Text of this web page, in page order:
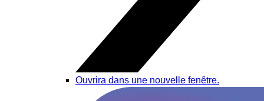
Ouvrira dans une nouvelle fenêtre.